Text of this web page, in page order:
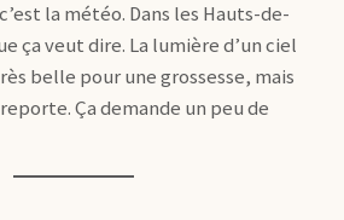
la météo. Dans les Hauts-de-
ça veut dire. La lumière d’un ciel
belle pour une grossesse, mais
Ça demande un peu de